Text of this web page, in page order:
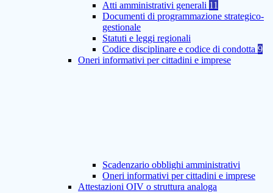
Atti amministrativi generali 11
Documenti di programmazione strategico-
gestionale
Statuti e leggi regionali
Codice disciplinare e codice di condotta 9
Oneri informativi per cittadini e imprese
Scadenzario obblighi amministrativi
Oneri informativi per cittadini e imprese
Attestazioni OIV o struttura analoga